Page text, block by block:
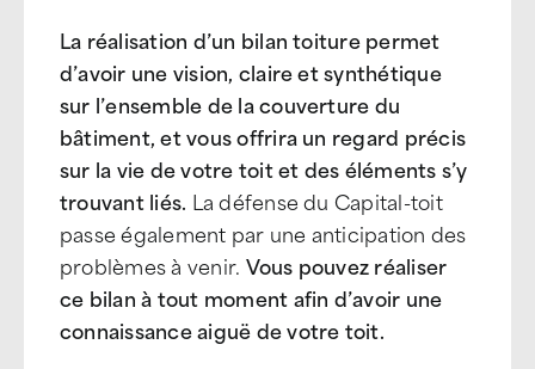
La réalisation d’un bilan toiture permet
d’avoir une vision, claire et synthétique
sur l’ensemble de la couverture du
bâtiment, et vous offrira un regard précis
sur la vie de votre toit et des éléments s’y
trouvant liés. La défense du Capital-toit
passe également par une anticipation des
problèmes à venir. Vous pouvez réaliser
ce bilan à tout moment afin d’avoir une
connaissance aiguë de votre toit.